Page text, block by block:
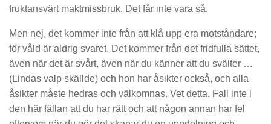
fruktansvärt maktmissbruk. Det får inte vara så.
Men nej, det kommer inte från att klå upp era motståndare;
för våld är aldrig svaret. Det kommer från det fridfulla sättet,
även när det är svårt, även när du känner att du svälter …
(Lindas valp skällde) och hon har åsikter också, och alla
åsikter måste hedras och välkomnas. Vet detta. Fall inte i
den här fällan att du har rätt och att någon annan har fel